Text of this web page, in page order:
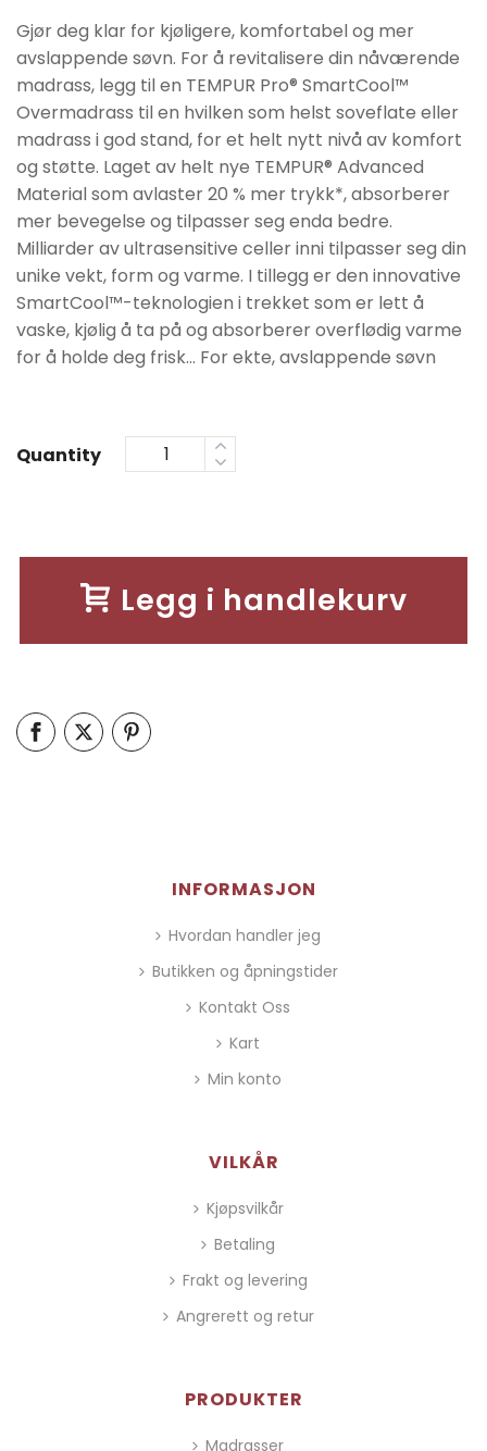
kr12990. kr10390.
Gjør deg klar for kjøligere, komfortabel og mer
avslappende søvn. For å revitalisere din nåværende
madrass, legg til en TEMPUR Pro® SmartCool™
Overmadrass til en hvilken som helst soveflate eller
madrass i god stand, for et helt nytt nivå av komfort
og støtte. Laget av helt nye TEMPUR® Advanced
Material som avlaster 20 % mer trykk*, absorberer
mer bevegelse og tilpasser seg enda bedre.
Milliarder av ultrasensitive celler inni tilpasser seg din
unike vekt, form og varme. I tillegg er den innovative
SmartCool™️-teknologien i trekket som er lett å
vaske, kjølig å ta på og absorberer overflødig varme
for å holde deg frisk… For ekte, avslappende søvn
Quantity
Legg i handlekurv
INFORMASJON
Hvordan handler jeg
Butikken og åpningstider
Kontakt Oss
Kart
Min konto
VILKÅR
Kjøpsvilkår
Betaling
Frakt og levering
Angrerett og retur
PRODUKTER
Madrasser